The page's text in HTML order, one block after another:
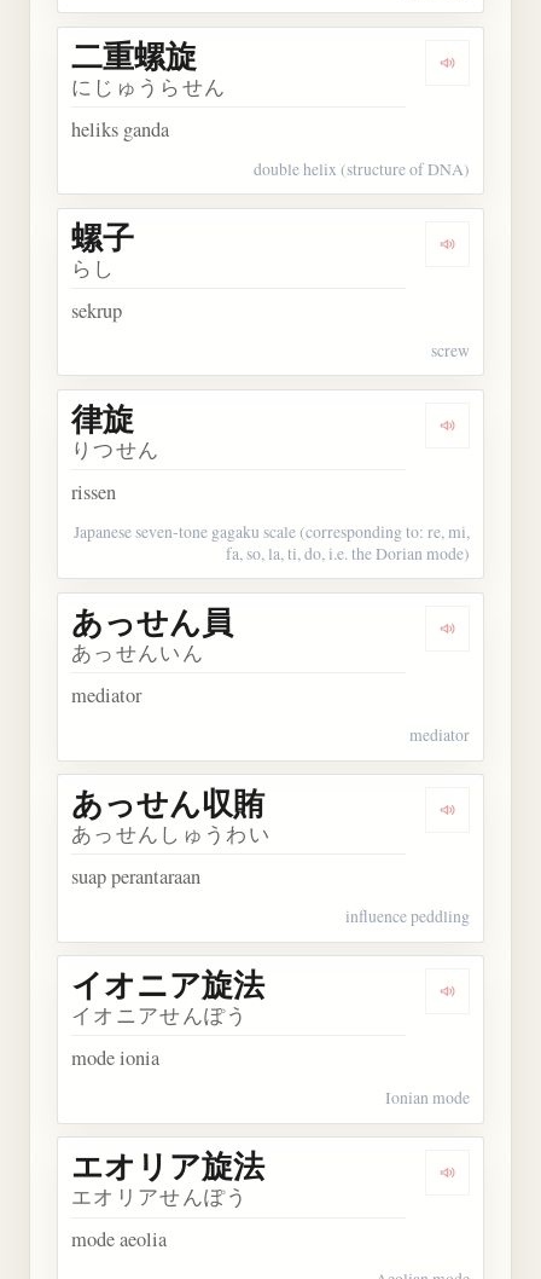
Dengarkan
二重螺旋
にじゅうらせん
heliks ganda
double helix (structure of DNA)
Dengarkan
螺子
らし
sekrup
screw
Dengarkan
律旋
りつせん
rissen
Japanese seven-tone gagaku scale (corresponding to: re, mi,
fa, so, la, ti, do, i.e. the Dorian mode)
Dengarkan
あっせん員
あっせんいん
mediator
mediator
Dengarkan
あっせん収賄
あっせんしゅうわい
suap perantaraan
influence peddling
Dengarkan
イオニア旋法
イオニアせんぽう
mode ionia
Ionian mode
Dengarkan
エオリア旋法
エオリアせんぽう
mode aeolia